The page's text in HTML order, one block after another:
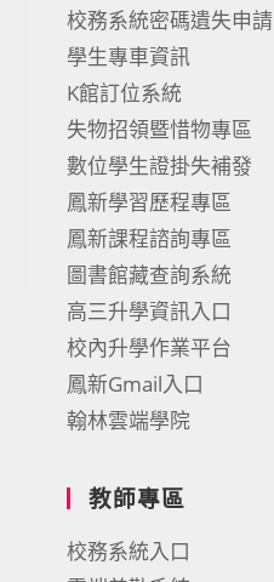
校務系統密碼遺失申請
學生專車資訊
K館訂位系統
失物招領暨惜物專區
數位學生證掛失補發
鳳新學習歷程專區
鳳新課程諮詢專區
圖書館藏查詢系統
高三升學資訊入口
校內升學作業平台
鳳新Gmail入口
翰林雲端學院
教師專區
校務系統入口